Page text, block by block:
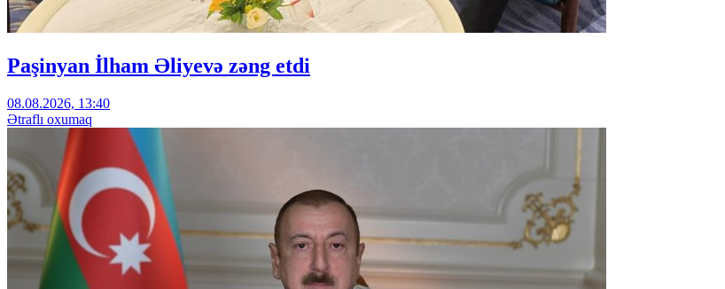
Paşinyan İlham Əliyevə zəng etdi
08.08.2026, 13:40
Ətraflı oxumaq